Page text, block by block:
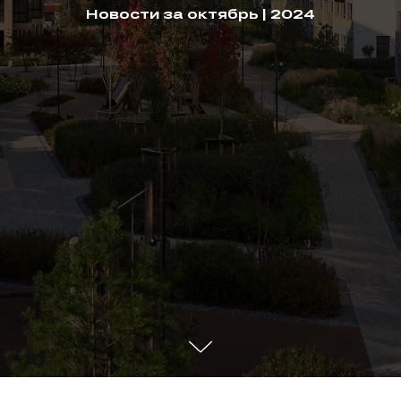
Новости за октябрь | 2024